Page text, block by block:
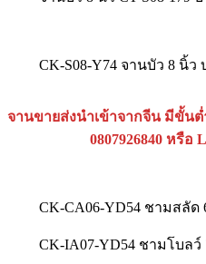
CK-S08-Y74 จานบัว 8 นิ้ว
จานขายส่งนำเข้าจากจีน มีขั้นต่
0807926840 หรือ
CK-CA06-YD54 ชามสลัด
CK-IA07-YD54 ชามโบลว์